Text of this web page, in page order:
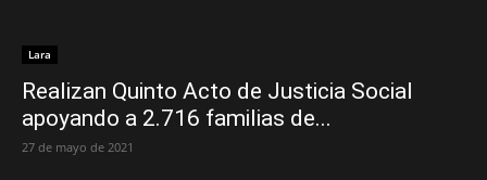
Lara
Realizan Quinto Acto de Justicia Social
apoyando a 2.716 familias de...
27 de mayo de 2021